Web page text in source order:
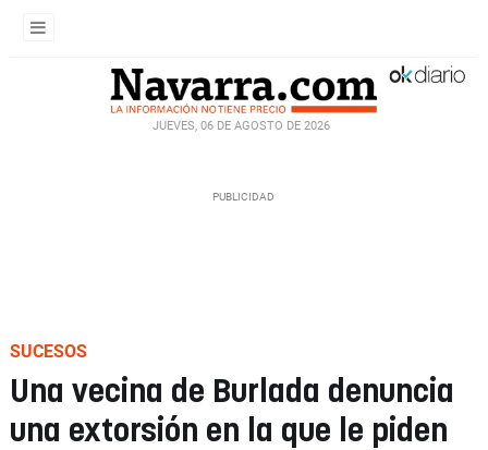
JUEVES, 06 DE AGOSTO DE 2026
SUCESOS
Una vecina de Burlada denuncia
una extorsión en la que le piden